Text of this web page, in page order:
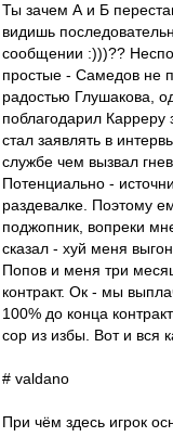
Ты зачем А и Б
видишь
сообщении :)))??
простые - Самедов не
радостью Глушакова,
поблагодарил Карреру
стал заявлять в
службе чем вызвал гнев
Потенциально -
раздевалке. Поэтому
поджопник, вопреки
сказал - хуй меня
Попов и меня три
контракт. Ок - мы
100% до конца
сор из избы. Вот и вся
# valdano
При чём здесь игрок